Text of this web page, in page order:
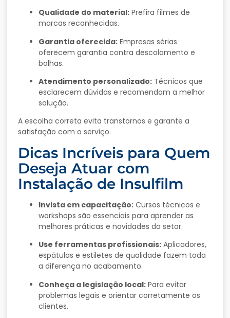
Qualidade do material: Prefira filmes de
marcas reconhecidas.
Garantia oferecida: Empresas sérias
oferecem garantia contra descolamento e
bolhas.
Atendimento personalizado: Técnicos que
esclarecem dúvidas e recomendam a melhor
solução.
A escolha correta evita transtornos e garante a
satisfação com o serviço.
Dicas Incríveis para Quem
Deseja Atuar com
Instalação de Insulfilm
Invista em capacitação: Cursos técnicos e
workshops são essenciais para aprender as
melhores práticas e novidades do setor.
Use ferramentas profissionais: Aplicadores,
espátulas e estiletes de qualidade fazem toda
a diferença no acabamento.
Conheça a legislação local: Para evitar
problemas legais e orientar corretamente os
clientes.